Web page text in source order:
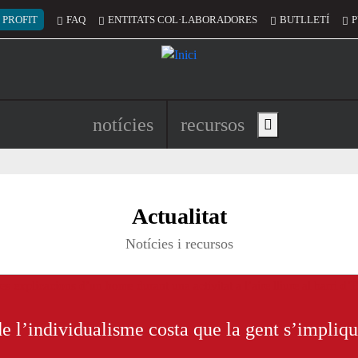
del compte d'usuari
PROFIT FAQ ENTITATS COL·LABORADORES BUTLLETÍ
Navegació principal de
notícies recursos Show main menu
de Catalunya per un món
Actualitat
Notícies i recursos
l’individualisme costa que la gent